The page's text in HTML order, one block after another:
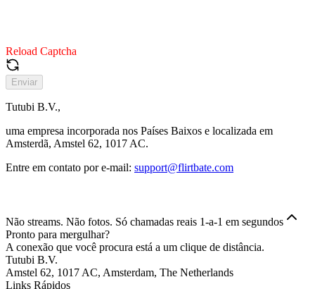
Reload Captcha
Enviar
Tutubi B.V.,
uma empresa incorporada nos Países Baixos e localizada em
Amsterdã, Amstel 62, 1017 AC.
Entre em contato por e-mail: support@flirtbate.com
Não streams. Não fotos. Só chamadas reais 1-a-1 em segundos
Pronto para mergulhar?
A conexão que você procura está a um clique de distância.
Tutubi B.V.
Amstel 62, 1017 AC, Amsterdam, The Netherlands
Links Rápidos